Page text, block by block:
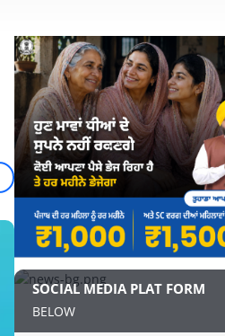
SOCIAL MEDIA PLAT FORM
BELOW